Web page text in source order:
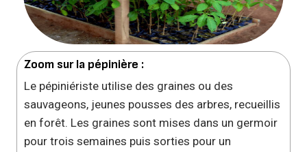
Zoom sur la pépinière :
Le pépiniériste utilise des graines ou des
sauvageons, jeunes pousses des arbres, recueillis
en forêt. Les graines sont mises dans un germoir
pour trois semaines puis sorties pour un